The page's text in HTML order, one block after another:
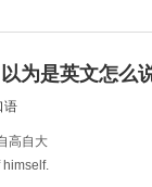
为是英文怎么
语
高自大
himself.